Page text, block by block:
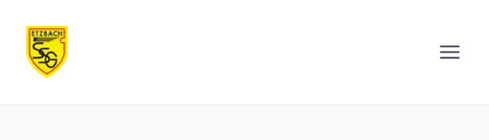
SSG Etzbach